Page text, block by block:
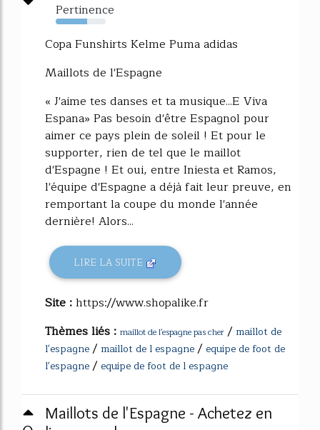
Pertinence
63%
Copa Funshirts Kelme Puma adidas
Maillots de l'Espagne
« J'aime tes danses et ta musique...E Viva
Espana» Pas besoin d'être Espagnol pour
aimer ce pays plein de soleil ! Et pour le
supporter, rien de tel que le maillot
d'Espagne ! Et oui, entre Iniesta et Ramos,
l'équipe d'Espagne a déjà fait leur preuve, en
remportant la coupe du monde l'année
dernière! Alors...
LIRE LA SUITE
Site :https://www.shopalike.fr
Thèmes liés : maillot de l'espagne pas cher / maillot de
l'espagne/ maillot de l espagne/ equipe de foot de
l'espagne/ equipe de foot de l espagne
Maillots de l'Espagne - Achetez en